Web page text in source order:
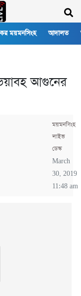
ময়মনসিংহ আদালত
আগুনের
ময়মনসিংহ
লাইভ
ডেস্ক
March
30, 2019
11:48 am